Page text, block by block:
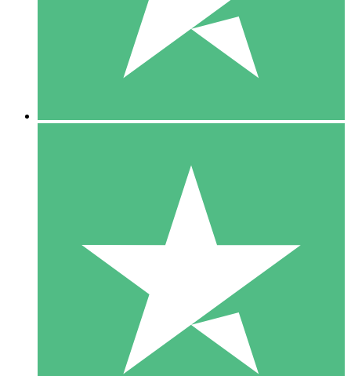
1 Download
10
US$1500
10 Download
20